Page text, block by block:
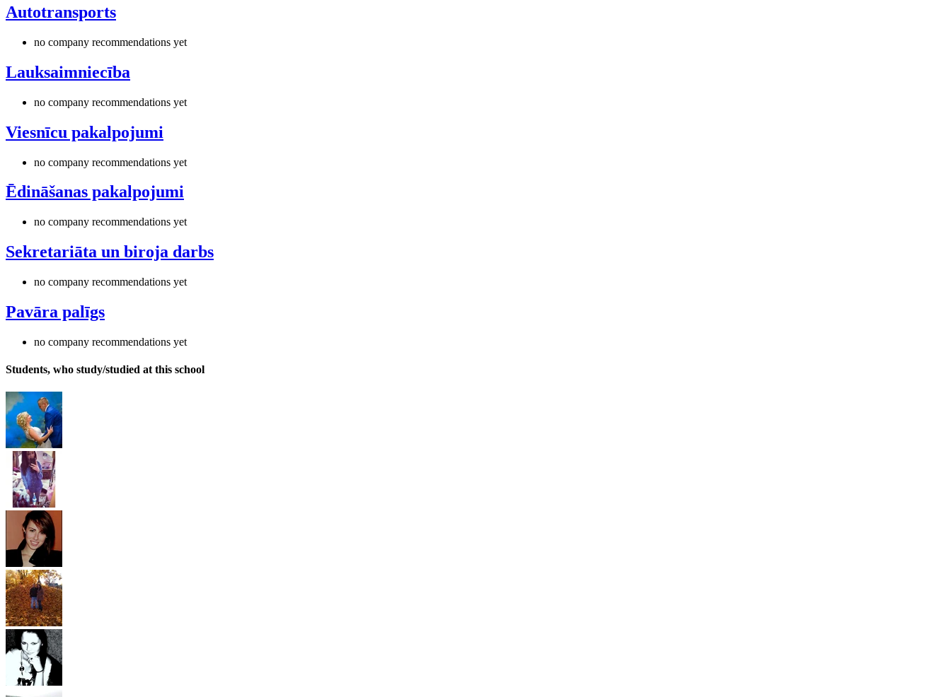
Autotransports
no company recommendations yet
Lauksaimniecība
no company recommendations yet
Viesnīcu pakalpojumi
no company recommendations yet
Ēdināšanas pakalpojumi
no company recommendations yet
Sekretariāta un biroja darbs
no company recommendations yet
Pavāra palīgs
no company recommendations yet
Students, who study/studied at this school